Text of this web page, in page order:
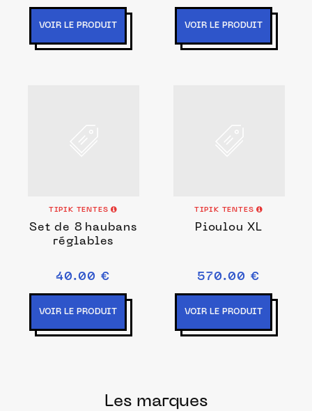
VOIR LE PRODUIT VOIR LE PRODUIT
TIPIK TENTES
Set de 8 haubans
réglables
40.00 €
VOIR LE PRODUIT
TIPIK TENTES
Pioulou XL
570.00 €
VOIR LE PRODUIT
Les marques